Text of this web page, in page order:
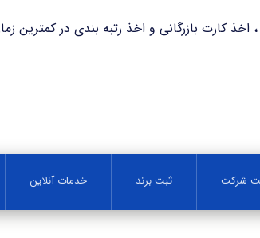
بازرگانی و اخذ رتبه بندی در کمترین زمان با ثبت کریم
شرکت ثبت برند خدمات آنلاین